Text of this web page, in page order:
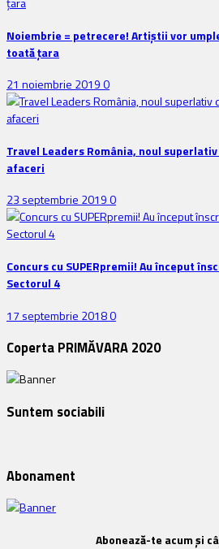
Noiembrie = petrecere! Artiștii vor
toată țara
21 noiembrie 20190
Travel Leaders România, noul
afaceri
23 septembrie 20190
Concurs cu SUPERpremii! Au început
Sectorul 4
17 septembrie 20180
Coperta PRIMĂVARA 2020
Suntem sociabili
Abonament
Abonează-te acum și